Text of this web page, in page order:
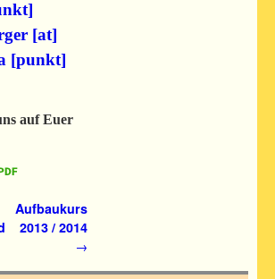
[at]
[punkt]
auf Euer
Aufbaukurs
2013 / 2014
→